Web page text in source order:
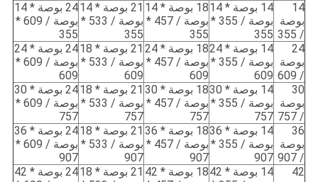
14
بوصة
/ 355
14 بوصة * 14
بوصة / 355 *
355
18 بوصة * 14
بوصة / 457 *
355
21 بوصة * 14
بوصة / 533 *
355
24 بوصة * 14
بوصة / 609 *
355
24
بوصة
/ 609
14 بوصة * 24
بوصة / 355 *
609
18 بوصة * 24
بوصة / 457 *
609
21 بوصة * 18
بوصة / 533 *
609
24 بوصة * 24
بوصة / 609 *
609
30
بوصة
/ 757
14 بوصة * 30
بوصة / 355 *
757
18 بوصة * 30
بوصة / 457 *
757
21 بوصة * 18
بوصة / 533 *
757
24 بوصة * 30
بوصة / 609 *
757
36
بوصة
/ 907
14 بوصة * 36
بوصة / 355 *
907
18 بوصة * 36
بوصة / 457 *
907
21 بوصة * 18
بوصة / 533 *
907
24 بوصة * 36
بوصة / 609 *
907
42
14 بوصة * 42
18 بوصة * 42
21 بوصة * 18
24 بوصة * 42